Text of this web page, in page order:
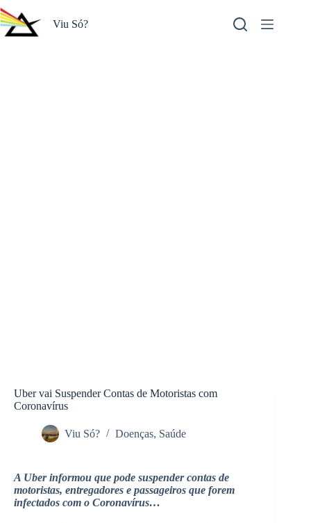
Pular
para
o
Viu Só?
Uber vai Suspender Contas de Motoristas com
Coronavírus
Viu Só? Doenças, Saúde
A Uber informou que pode suspender contas de
motoristas, entregadores e passageiros que forem
infectados com o Coronavírus…